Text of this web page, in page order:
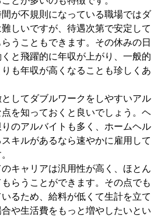
が不規則になっている職場ではダ
しいですが、待遇次第で安定して
うこともできます。その休みの日
と飛躍的に年収が上がり、一般的
も年収が高くなることも珍しくあ
してダブルワークをしやすいアル
を知っておくと良いでしょう。ヘ
のアルバイトも多く、ホームヘル
キルがあるなら速やかに雇用して
キャリアは汎用性が高く、ほとん
らうことができます。その点でも
るため、給料が低くて生計を立て
や生活費をもっと増やしたいとい